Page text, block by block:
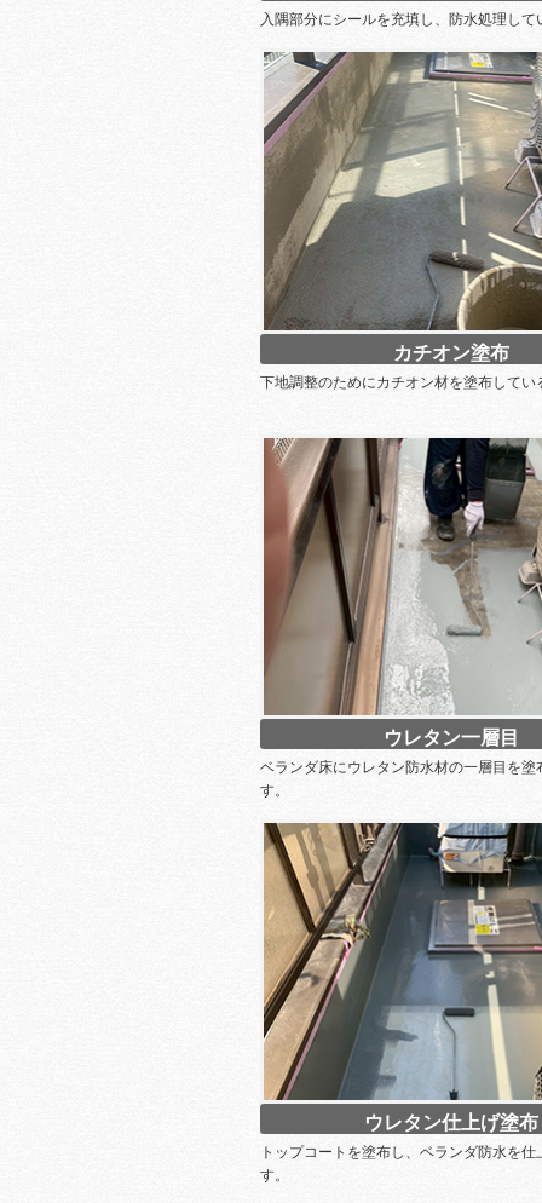
入隅部分にシールを充填し、防水処理して
カチオン塗布
下地調整のためにカチオン材を塗布してい
ウレタン一層目
ベランダ床にウレタン防水材の一層目を塗
す。
ウレタン仕上げ塗布
トップコートを塗布し、ベランダ防水を
す。